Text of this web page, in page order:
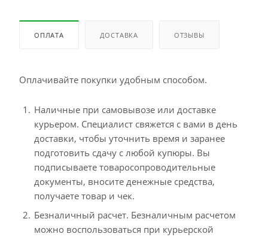
ОПЛАТА ДОСТАВКА ОТЗЫВЫ
Оплачивайте покупки удобным способом.
Наличные при самовывозе или доставке
курьером. Специалист свяжется с вами в день
доставки, чтобы уточнить время и заранее
подготовить сдачу с любой купюры. Вы
подписываете товаросопроводительные
документы, вносите денежные средства,
получаете товар и чек.
Безналичный расчет. Безналичным расчетом
можно воспользоваться при курьерской